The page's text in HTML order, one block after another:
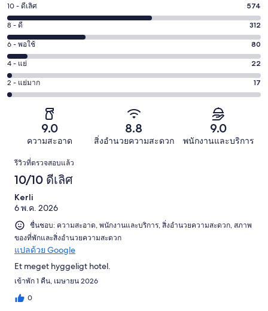
คะแนน
10
-
ดี
เลิศ
574
จาก
10 - ดีเลิศ 574
คะแนน
8
-
ดี
312
จาก
8 - ดี 312
คะแนน
6
-
พอใช้
80
6 - พอใช้ 80
คะแนน
4
-
1005
รีวิว
4 - แย่ 22
คะแนน
2
จาก
1005
รีวิว
2 - แย่มาก 17
9.0
ความสะอาด
8.8
สิ่งอำนวยความสะดวก
9.0
พนักงานและบริการ
รีวิว
รีวิวที่ตรวจสอบแล้ว
10/10 ดีเลิศ
Kerli
6 พ.ค. 2026
ชื่นชอบ: ความสะอาด, พนักงานและบริการ, สิ่งอำนวยความสะดวก, สภาพ
ของที่พักและสิ่งอำนวยความสะดวก
แปลด้วย Google
Et meget hyggeligt hotel.
เข้าพัก 1 คืน, เมษายน 2026
0